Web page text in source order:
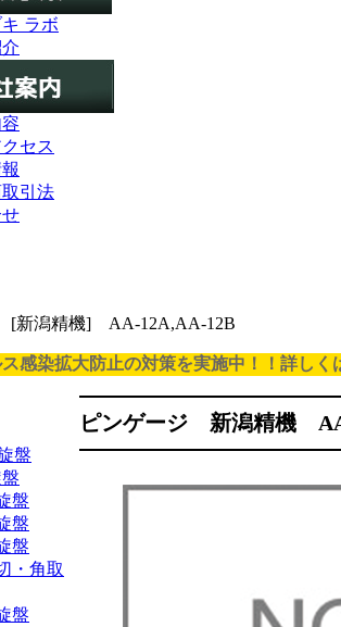
ラボ
セス
引法
[新潟精機] AA-12A,AA-12B
感染拡大防止の対策を実施中！！詳しく
盤
盤
盤
盤
・角取
盤
ピンゲージ 新潟精機